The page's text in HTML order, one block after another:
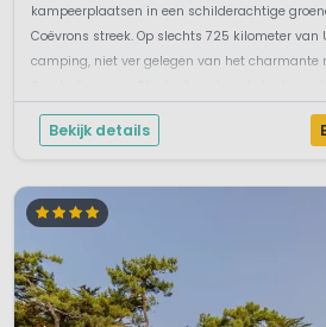
kampeerplaatsen in een schilderachtige
Coëvrons streek. Op slechts 725 kilometer van
camping, niet ver gelegen van het charmante
geniet van de heerlijke maaltijd...
Bekijk details